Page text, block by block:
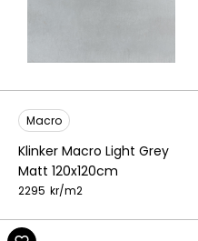
Macro
Klinker Macro Light Grey
Matt 120x120cm
2295 kr/m2